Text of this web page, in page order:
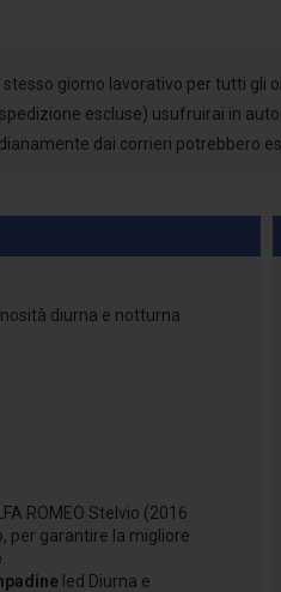
giorno lavorativo per tutti gli
escluse) usufruirai in
dai corrieri potrebbero
diurna e notturna
ROMEO Stelvio (2016
per garantire la migliore
led Diurna e